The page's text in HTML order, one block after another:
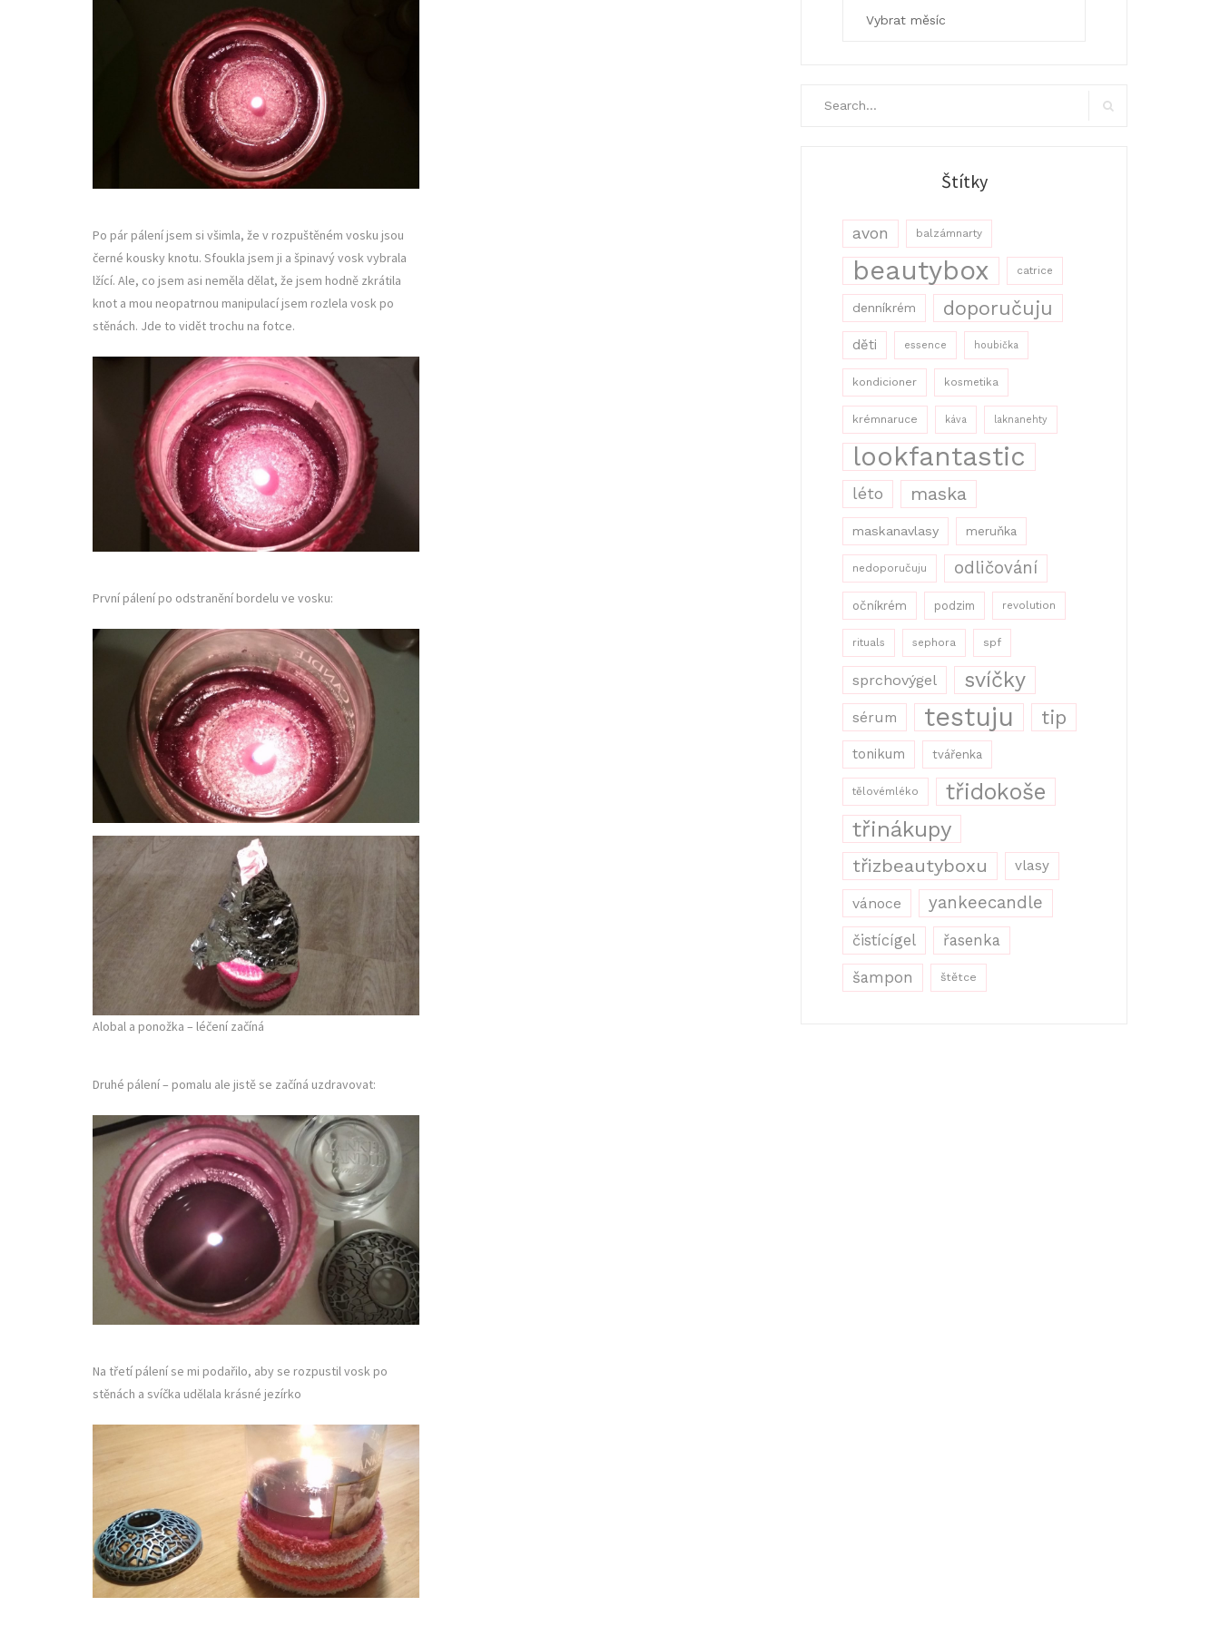
Po pár pálení jsem si všimla, že v rozpuštěném vosku jsou
černé kousky knotu. Sfoukla jsem ji a špinavý vosk vybrala
lžící. Ale, co jsem asi neměla dělat, že jsem hodně zkrátila
knot a mou neopatrnou manipulací jsem rozlela vosk po
stěnách. Jde to vidět trochu na fotce.
První pálení po odstranění bordelu ve vosku:
Alobal a ponožka – léčení začíná
Druhé pálení – pomalu ale jistě se začíná uzdravovat:
Na třetí pálení se mi podařilo, aby se rozpustil vosk po
stěnách a svíčka udělala krásné jezírko
Štítky
avon balzámnarty
beautybox catrice
denníkrém doporučuju
děti essence houbička
kondicioner kosmetika
krémnaruce káva laknanehty
lookfantastic
léto maska
maskanavlasy meruňka
nedoporučuju odličování
očníkrém podzim revolution
rituals sephora spf
sprchovýgel svíčky
sérum testuju tip
tonikum tvářenka
tělovémléko
třidokoše
třinákupy
třizbeautyboxu vlasy
vánoce yankeecandle
čistícígel řasenka
šampon štětce